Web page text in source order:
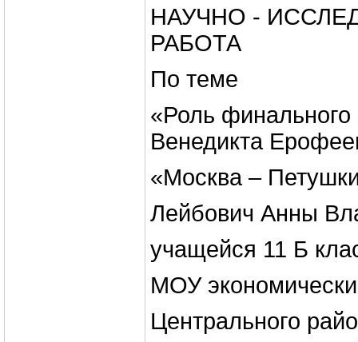
НАУЧНО -
РАБОТА
По теме
«Роль
Венедикта
«Москва –
Лейбович Анны
учащейся 11 Б
МОУ
Центрального